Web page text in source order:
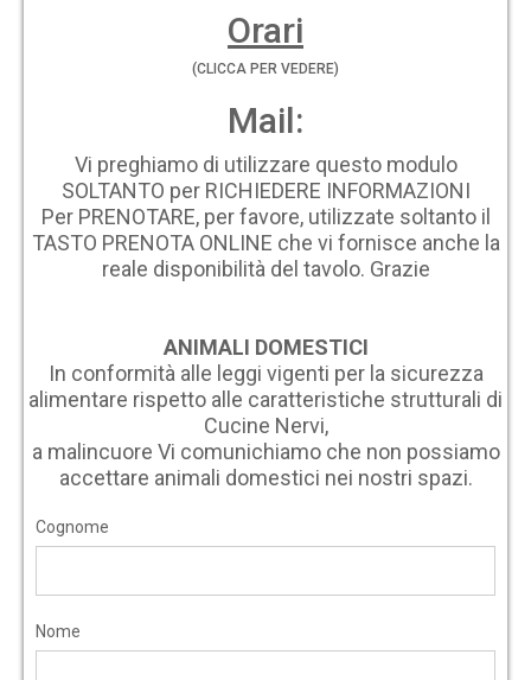
Orari
(CLICCA PER VEDERE)
Mail:
Vi preghiamo di utilizzare questo modulo
SOLTANTO per RICHIEDERE INFORMAZIONI
Per PRENOTARE, per favore, utilizzate soltanto il
TASTO PRENOTA ONLINE che vi fornisce anche la
reale disponibilità del tavolo. Grazie
ANIMALI DOMESTICI
In conformità alle leggi vigenti per la sicurezza
alimentare rispetto alle caratteristiche strutturali di
Cucine Nervi,
a malincuore Vi comunichiamo che non possiamo
accettare animali domestici nei nostri spazi.
Cognome
Nome